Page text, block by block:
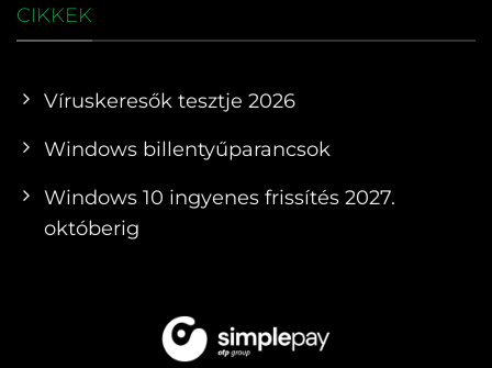
CIKKEK
Víruskeresők tesztje 2026
Windows billentyűparancsok
Windows 10 ingyenes frissítés 2027.
októberig